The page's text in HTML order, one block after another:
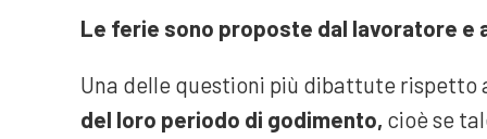
Le ferie sono proposte dal lavoratore e
Una delle questioni più dibattute
del loro periodo di godimento, cioè se